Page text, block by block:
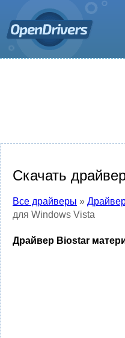
Скачать
Все драйверы »
для Windows Vista
Драйвер Biostar